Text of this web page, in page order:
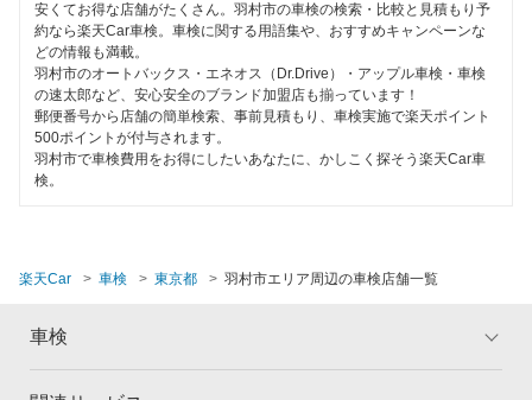
調布市
西多摩郡
西東京市
八王子市
東村山市
日野市
ハイブリッド車OK
EV車OK
120分以内の車検
1日車検
整備保証
1級整備士在籍
コスモの車検
車検のコバック
キグナス車検
ホリデー車検
閉じる
安くてお得な店舗がたくさん。羽村市の車検の検索・比較と見積もり予
約なら楽天Car車検。車検に関する用語集や、おすすめキャンペーンな
どの情報も満載。
羽村市のオートバックス・エネオス（Dr.Drive）・アップル車検・車検
の速太郎など、安心安全のブランド加盟店も揃っています！
郵便番号から店舗の簡単検索、事前見積もり、車検実施で楽天ポイント
500ポイントが付与されます。
羽村市で車検費用をお得にしたいあなたに、かしこく探そう楽天Car車
検。
楽天Car 車検 東京都 羽村市エリア周辺の車検店舗一覧
車検